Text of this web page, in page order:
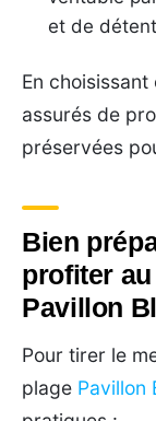
et de
En
assurés de
préservées
Bien
profiter
Pavillon
Pour tirer le
plage Pavillon